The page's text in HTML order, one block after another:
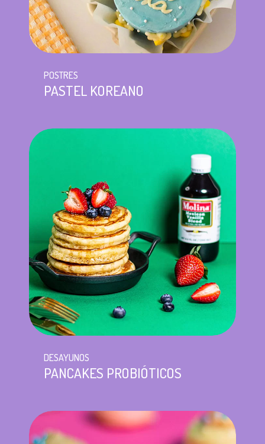
POSTRES
PASTEL KOREANO
DESAYUNOS
PANCAKES PROBIÓTICOS